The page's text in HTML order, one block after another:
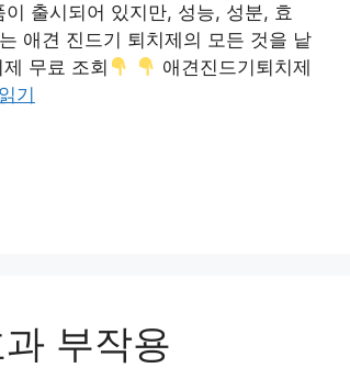
출시되어 있지만, 성능, 성분, 효
애견 진드기 퇴치제의 모든 것을 낱
무료 조회
애견진드기퇴치제
기
부작용